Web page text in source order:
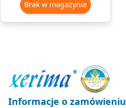
Brak w magazynie
Informacje o zamówieniu